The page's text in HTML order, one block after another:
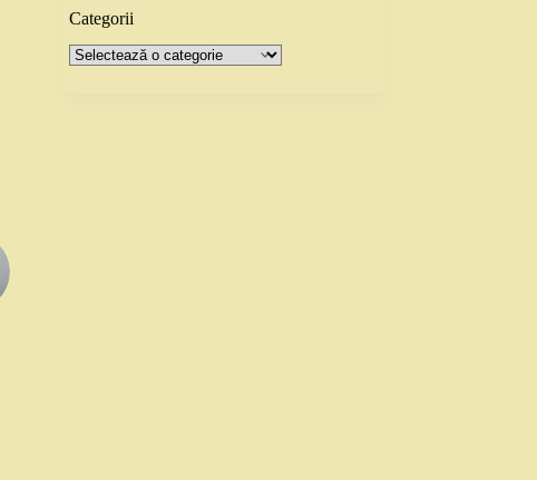
Categorii
Categorii